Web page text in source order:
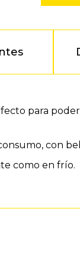
para
con
como en frío.